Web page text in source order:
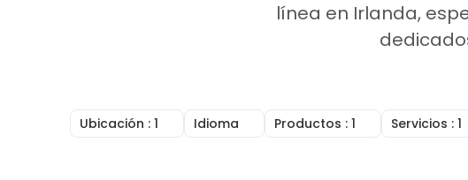
línea en Irlanda,
Ubicación : 1
Idioma
Productos : 1
Servicios : 1